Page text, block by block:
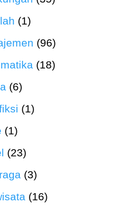
(1)
(96)
(18)
(6)
(1)
(1)
(23)
(3)
(16)